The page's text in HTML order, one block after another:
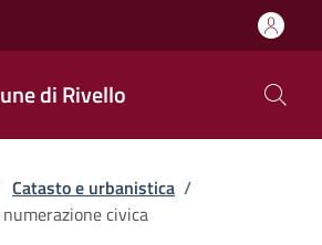
di Rivello
Catasto e urbanistica /
civica